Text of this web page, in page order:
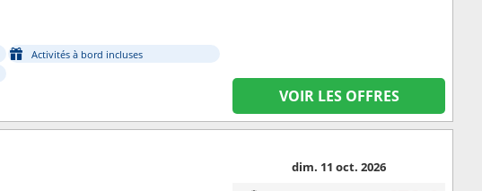
Activités à bord incluses
VOIR LES OFFRES
dim. 11 oct. 2026